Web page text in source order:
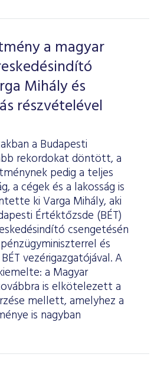
a magyar
Mihály és
részvételével
a Budapesti
rekordokat döntött, a
pedig a teljes
a cégek és a lakosság is
ki Varga Mihály, aki
Értéktőzsde (BÉT)
csengetésén
és
vezérigazgatójával. A
a Magyar
is elkötelezett a
mellett, amelyhez a
is nagyban